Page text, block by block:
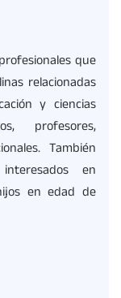
que
relacionadas
y ciencias
profesores,
También
en
en edad de